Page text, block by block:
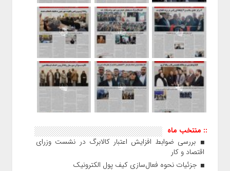
:: منتخب ماه
بررسی ضوابط افزایش اعتبار کالابرگ در نشست وزرای
اقتصاد و کار
جزئیات نحوه فعال‌سازی کیف پول الکترونیک